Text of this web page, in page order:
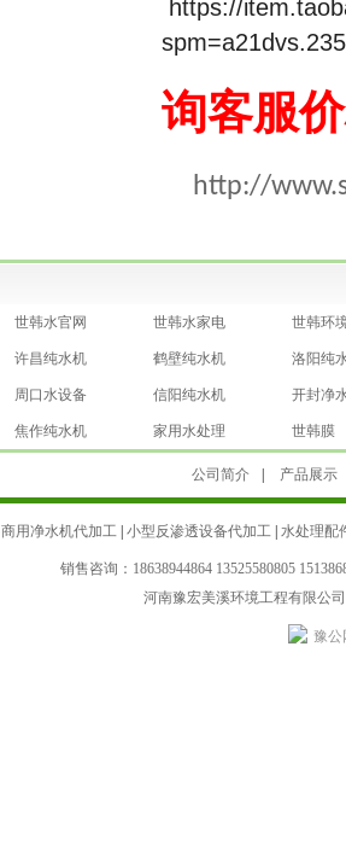
https://
询客服
http://
世韩水官网 世韩水家电 世韩环
许昌纯水机 鹤壁纯水机 洛阳纯
周口水设备 信阳纯水机 开封净
焦作纯水机 家用水处理 世韩膜
公司简介 产品展示
商用净水机代加工 小型反渗透设备代加工 水处理配
销售咨询：18638944864 13525580805
河南豫宏美溪环境工程有限公
豫公